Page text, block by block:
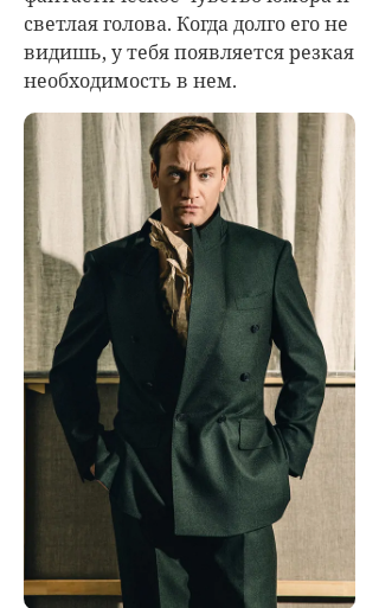
светлая голова. Когда долго его не
видишь, у тебя появляется резкая
необходимость в нем.